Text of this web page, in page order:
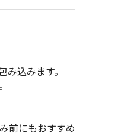
込みます。
前にもおすすめ